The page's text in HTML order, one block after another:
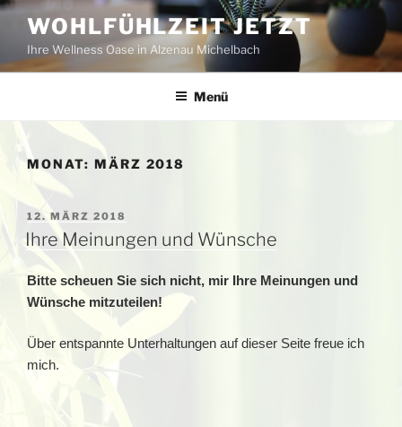
Zum
Inhalt
springen
WOHLFÜHLZEIT JETZT
Ihre Wellness Oase in Alzenau Michelbach
Menü
MONAT: MÄRZ 2018
VERÖFFENTLICHT
AM
12. MÄRZ 2018
Ihre Meinungen und Wünsche
Bitte scheuen Sie sich nicht, mir Ihre Meinungen und
Wünsche mitzuteilen!
Über entspannte Unterhaltungen auf dieser Seite freue ich
mich.